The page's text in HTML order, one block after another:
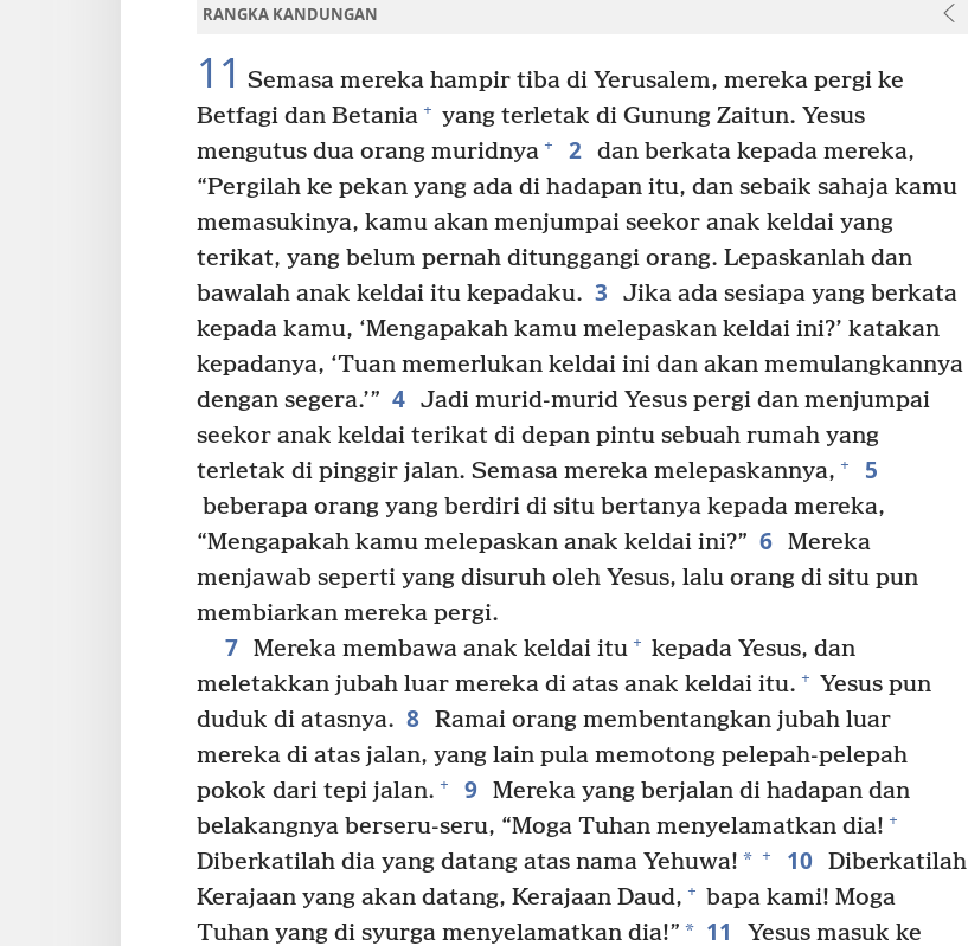
RANGKA KANDUNGAN
11 Semasa mereka hampir tiba di Yerusalem, mereka pergi ke
Betfagi dan Betania + yang terletak di Gunung Zaitun. Yesus
mengutus dua orang muridnya + 2 dan berkata kepada mereka,
“Pergilah ke pekan yang ada di hadapan itu, dan sebaik sahaja kamu
memasukinya, kamu akan menjumpai seekor anak keldai yang
terikat, yang belum pernah ditunggangi orang. Lepaskanlah dan
bawalah anak keldai itu kepadaku. 3
Jika ada sesiapa yang berkata
kepada kamu, ‘Mengapakah kamu melepaskan keldai ini?’ katakan
kepadanya, ‘Tuan memerlukan keldai ini dan akan memulangkannya
dengan segera.’” 4 Jadi murid-murid Yesus pergi dan menjumpai
seekor anak keldai terikat di depan pintu sebuah rumah yang
terletak di pinggir jalan. Semasa mereka melepaskannya, + 5
beberapa orang yang berdiri di situ bertanya kepada mereka,
“Mengapakah kamu melepaskan anak keldai ini?” 6 Mereka
menjawab seperti yang disuruh oleh Yesus, lalu orang di situ pun
membiarkan mereka pergi.
7 Mereka membawa anak keldai itu + kepada Yesus, dan
meletakkan jubah luar mereka di atas anak keldai itu. + Yesus pun
duduk di atasnya. 8 Ramai orang membentangkan jubah luar
mereka di atas jalan, yang lain pula memotong pelepah-pelepah
pokok dari tepi jalan. + 9 Mereka yang berjalan di hadapan dan
belakangnya berseru-seru, “Moga Tuhan menyelamatkan dia! +
Diberkatilah dia yang datang atas nama Yehuwa! * + 10 Diberkatilah
Kerajaan yang akan datang, Kerajaan Daud, + bapa kami! Moga
Tuhan yang di syurga menyelamatkan dia!” * 11
Yesus masuk ke